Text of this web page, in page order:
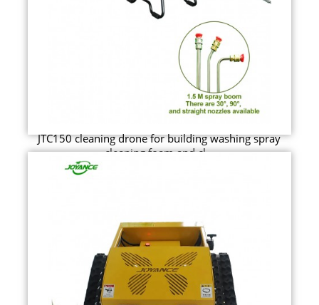
JTC150 cleaning drone for building washing spray
cleaning foam and cl...